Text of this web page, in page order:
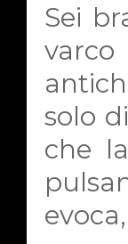
Sei
solo
che